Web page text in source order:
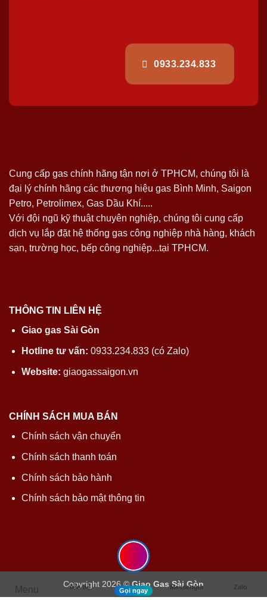
0933.234.833
Cung cấp gas chính hãng tận nơi ở TPHCM, chúng tôi là
đại lý chính hãng các thương hiệu gas Bình Minh, Saigon
Petro, Petrolimex, Gas Dầu Khí.....
Với đội ngũ kỹ thuật chuyên nghiệp, chúng tôi cung cấp
dịch vụ lắp đặt hệ thống gas công nghiệp nhà hàng, khách
sạn, trường học, bếp công nghiệp...tại TPHCM.
THÔNG TIN LIÊN HỆ
Giao gas Sài Gòn
Hotline tư vấn: 0933.234.833 (có Zalo)
Website: giaogassaigon.vn
CHÍNH SÁCH MUA BÁN
Chính sách vận chuyển
Chính sách thanh toán
Chính sách bảo hành
Chính sách bảo mật thông tin
Copyright 2026 ©Giao Gas Sài Gòn
Menu liên hệ Gọi ngay Messenger Zalo